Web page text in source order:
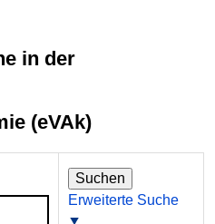
in der
(eVAk)
Suchen
Erweiterte Suche